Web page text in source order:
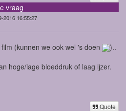
vraag
2016 16:55:27
(kunnen we ook wel 's doen )..
hoge/lage bloeddruk of laag ijzer.
Quote